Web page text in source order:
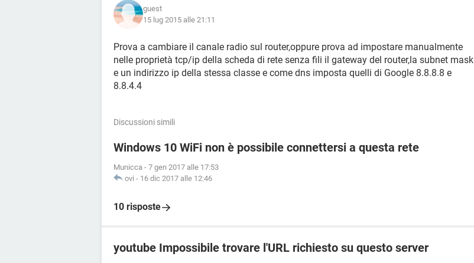
guest
15 lug 2015 alle 21:11
Prova a cambiare il canale radio sul router,oppure prova ad impostare manualmente
nelle proprietà tcp/ip della scheda di rete senza fili il gateway del router,la subnet mask
e un indirizzo ip della stessa classe e come dns imposta quelli di Google 8.8.8.8 e
8.8.4.4
Discussioni simili
Windows 10 WiFi non è possibile connettersi a questa rete
Municca - 7 gen 2017 alle 17:53
ovi - 16 dic 2017 alle 12:46
10 risposte
youtube Impossibile trovare l'URL richiesto su questo server